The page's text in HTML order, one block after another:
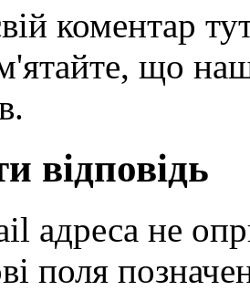
коментар
що
відповідь
адреса не
поля